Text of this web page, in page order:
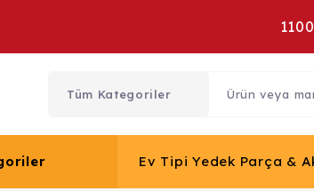
Ev Tipi Yedek Parça &